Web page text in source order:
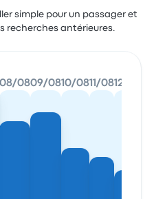
simple pour un passager et
recherches antérieures.
08/0809/0810/0811/0812/08